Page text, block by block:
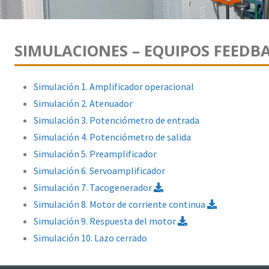
SIMULACIONES – EQUIPOS
Simulación 1. Amplificador operacional
Simulación 2. Atenuador
Simulación 3. Potenciómetro de entrada
Simulación 4. Potenciómetro de salida
Simulación 5. Preamplificador
Simulación 6. Servoamplificador
Simulación 7. Tacogenerador
Simulación 8. Motor de corriente continua
Simulación 9. Respuesta del motor
Simulación 10. Lazo cerrado